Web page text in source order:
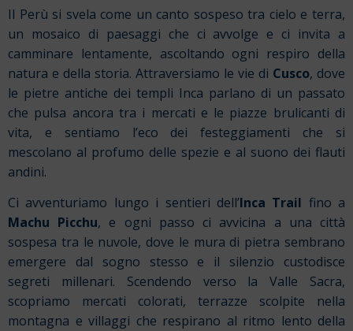
Il Perù si svela come un canto sospeso tra cielo e terra,
un mosaico di paesaggi che ci avvolge e ci invita a
camminare lentamente, ascoltando ogni respiro della
natura e della storia. Attraversiamo le vie di Cusco, dove
le pietre antiche dei templi Inca parlano di un passato
che pulsa ancora tra i mercati e le piazze brulicanti di
vita, e sentiamo l’eco dei festeggiamenti che si
mescolano al profumo delle spezie e al suono dei flauti
andini.
Ci avventuriamo lungo i sentieri dell’Inca Trail fino a
Machu Picchu, e ogni passo ci avvicina a una città
sospesa tra le nuvole, dove le mura di pietra sembrano
emergere dal sogno stesso e il silenzio custodisce
segreti millenari. Scendendo verso la Valle Sacra,
scopriamo mercati colorati, terrazze scolpite nella
montagna e villaggi che respirano al ritmo lento della